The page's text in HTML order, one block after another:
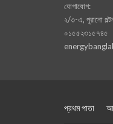
যোগাযোগ:
২/৩-এ, পূরানো
০১৫৫২৩১৫৭৪৫
প্রথম পাতা